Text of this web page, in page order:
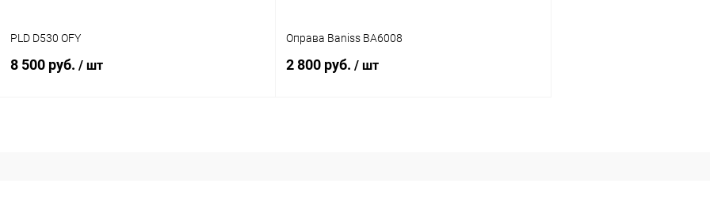
PLD D530 OFY
8 500 руб. / шт
Оправа Baniss BA6008
2 800 руб. / шт